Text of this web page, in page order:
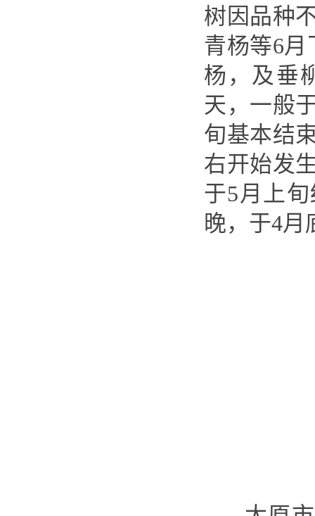
树因品种
青杨等6
杨，及垂
天，一般
旬基本结
右开始发
于5月上
晚，于4月